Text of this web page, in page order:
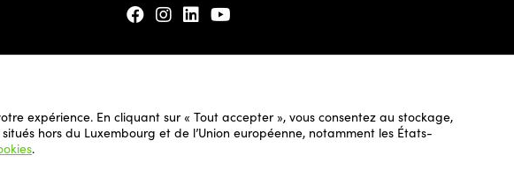
expérience. En cliquant sur « Tout accepter », vous consentez au stockage,
hors du Luxembourg et de l’Union européenne, notamment les États-
.
et du